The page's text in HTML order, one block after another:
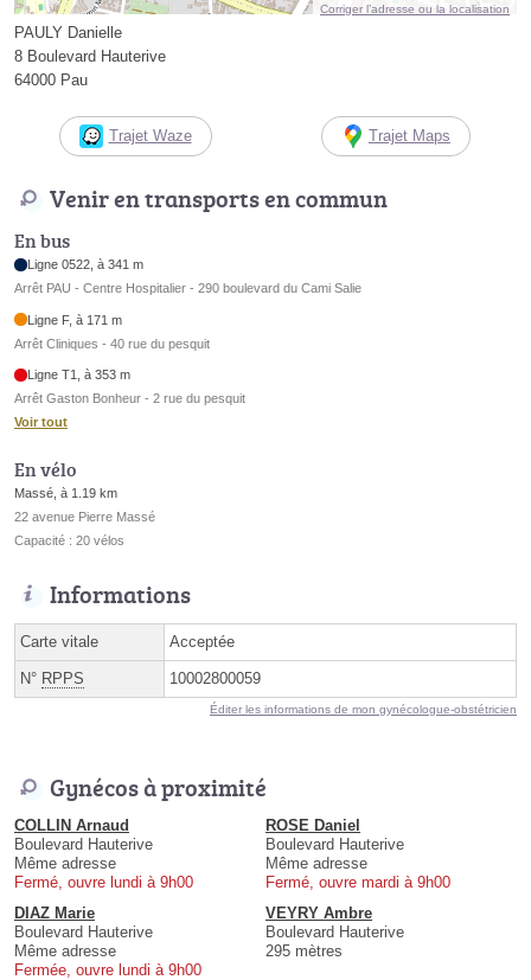
Corriger l’adresse ou la localisation
PAULY Danielle
8 Boulevard Hauterive
64000 Pau
Trajet Waze Trajet Maps
Venir en transports en commun
En bus
Ligne 0522, à 341 m
Arrêt PAU - Centre Hospitalier - 290 boulevard du Cami Salie
Ligne F, à 171 m
Arrêt Cliniques - 40 rue du pesquit
Ligne T1, à 353 m
Arrêt Gaston Bonheur - 2 rue du pesquit
Voir tout
En vélo
Massé, à 1.19 km
22 avenue Pierre Massé
Capacité : 20 vélos
Informations
Carte vitale Acceptée
N° RPPS 10002800059
Éditer les informations de mon gynécologue-obstétricien
Gynécos à proximité
COLLIN Arnaud
Boulevard Hauterive
Même adresse
Fermé, ouvre lundi à 9h00
ROSE Daniel
Boulevard Hauterive
Même adresse
Fermé, ouvre mardi à 9h00
DIAZ Marie
Boulevard Hauterive
Même adresse
Fermée, ouvre lundi à 9h00
VEYRY Ambre
Boulevard Hauterive
295 mètres